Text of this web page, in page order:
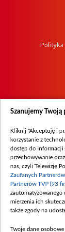
Polityka
Szanujemy Twoją
Kliknij "Akceptuję i
korzystanie z
dostęp do informacji
przechowywanie
nas, czyli Telewizję
Zaufanych
Partnerów TVP (93
zautomatyzowanego
mierzenia ich
także zgody na
Twoje dane